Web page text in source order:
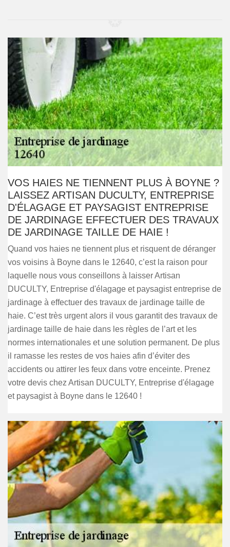
VOS HAIES NE TIENNENT PLUS À BOYNE ?
LAISSEZ ARTISAN DUCULTY, ENTREPRISE
D'ÉLAGAGE ET PAYSAGIST ENTREPRISE
DE JARDINAGE EFFECTUER DES TRAVAUX
DE JARDINAGE TAILLE DE HAIE !
Quand vos haies ne tiennent plus et risquent de déranger
vos voisins à Boyne dans le 12640, c’est la raison pour
laquelle nous vous conseillons à laisser Artisan
DUCULTY, Entreprise d'élagage et paysagist entreprise de
jardinage à effectuer des travaux de jardinage taille de
haie. C’est très urgent alors il vous garantit des travaux de
jardinage taille de haie dans les règles de l’art et les
normes internationales et une solution permanent. De plus
il ramasse les restes de vos haies afin d’éviter des
accidents ou attirer les feux dans votre enceinte. Prenez
votre devis chez Artisan DUCULTY, Entreprise d'élagage
et paysagist à Boyne dans le 12640 !